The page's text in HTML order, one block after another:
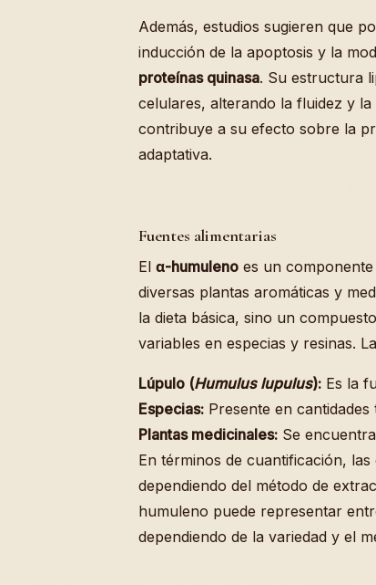
Además, estudios sugieren que
inducción de la apoptosis y la
proteínas quinasa. Su estructura
celulares, alterando la fluidez y
contribuye a su efecto sobre la
adaptativa.
Fuentes alimentarias
El α-humuleno es un
diversas plantas aromáticas y
la dieta básica, sino un
variables en especias y resinas.
Lúpulo (Humulus lupulus): Es la
Especias: Presente en
Plantas medicinales: Se
En términos de cuantificación,
dependiendo del método de
humuleno puede representar
dependiendo de la variedad y el